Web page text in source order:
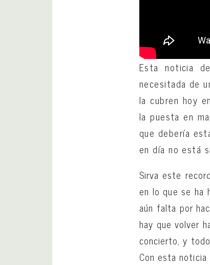
Esta noticia
necesitada de
la cubren hoy
la puesta en
que debería
en día no está
Sirva este
en lo que se ha
aún falta por
hay que volver
concierto, y
Con esta noticia